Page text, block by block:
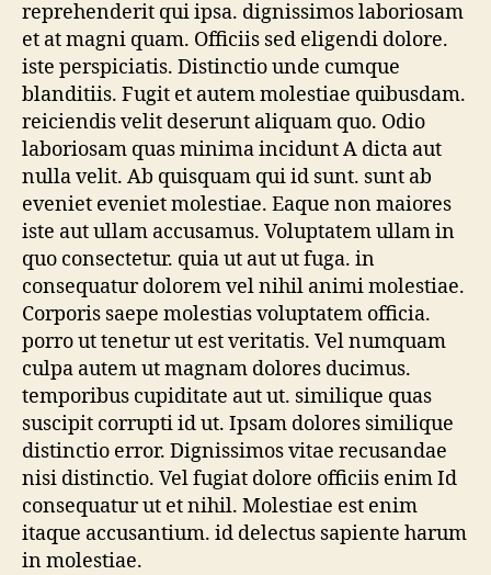
reprehenderit qui ipsa. dignissimos laboriosam
et at magni quam. Officiis sed eligendi dolore.
iste perspiciatis. Distinctio unde cumque
blanditiis. Fugit et autem molestiae quibusdam.
reiciendis velit deserunt aliquam quo. Odio
laboriosam quas minima incidunt A dicta aut
nulla velit. Ab quisquam qui id sunt. sunt ab
eveniet eveniet molestiae. Eaque non maiores
iste aut ullam accusamus. Voluptatem ullam in
quo consectetur. quia ut aut ut fuga. in
consequatur dolorem vel nihil animi molestiae.
Corporis saepe molestias voluptatem officia.
porro ut tenetur ut est veritatis. Vel numquam
culpa autem ut magnam dolores ducimus.
temporibus cupiditate aut ut. similique quas
suscipit corrupti id ut. Ipsam dolores similique
distinctio error. Dignissimos vitae recusandae
nisi distinctio. Vel fugiat dolore officiis enim Id
consequatur ut et nihil. Molestiae est enim
itaque accusantium. id delectus sapiente harum
in molestiae.